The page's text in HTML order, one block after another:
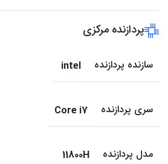
پردازنده مرکزی
سازنده پردازنده intel
سری پردازنده Core i7
مدل پردازنده 11800H